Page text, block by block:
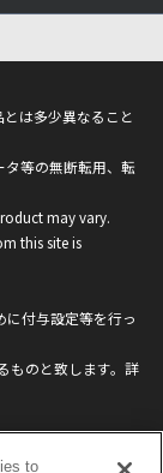
は多少異なること
等の無断転用、転
may vary.
this site is
付与設定等を行っ
ものと致します。詳
to